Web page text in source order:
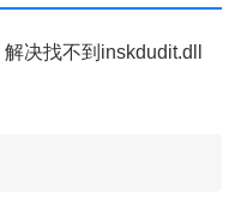
决找不到inskdudit.dll